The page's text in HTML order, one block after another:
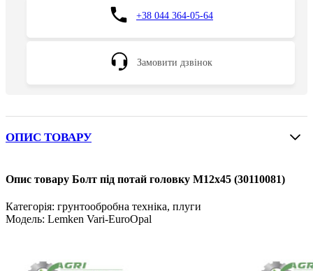
+38 044 364-05-64
Замовити дзвінок
ОПИС ТОВАРУ
Опис товару Болт під потай головку M12x45 (30110081)
Категорія: грунтообробна техніка, плуги
Модель: Lemken Vari-EuroOpal